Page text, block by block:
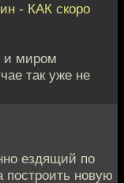
- КАК скоро
и миром
так уже не
ездящий по
построить новую